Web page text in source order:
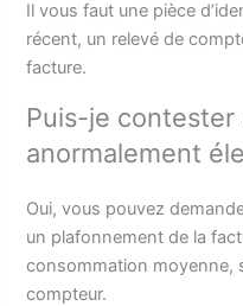
Il vous faut une pièce
récent, un relevé de
facture.
Puis-je contester
anormalement
Oui, vous pouvez
un plafonnement de la
consommation moyenne,
compteur.